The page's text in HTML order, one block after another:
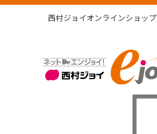
西村ジョイオンラインショッ